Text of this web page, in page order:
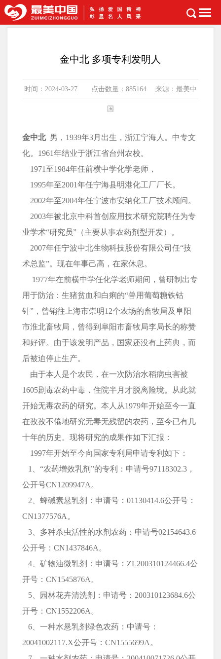
首页 >科教文化
金中北 多项专利发明人
时间：2024-03-27 点击数量：885164 来源：最美中
国
金中北男，1939年3月出生，浙江宁海人。中专文
化。1961年结业于浙江省台州农校。
1971至1984年任前横中学化学老师，
1995年至2001年任宁海县明港化工厂厂长。
2002年至2004年任宁波市安纳化工厂技术顾问。
2003年被北京中科首创应用技术研究院聘任为专
业学术“研究员”（主要从事农药剂型开发）。
2007年任宁波中北生物科技股份有限公司任“技
术总监”。现在年事己高，在家休息。
1977年在前横中学任化学老师期间，曾研制出专
用于防治：生猪贫血和白痢的“兽用葡萄糖铁钴
针”，曾销往上海市崇明12个农场的畜牧局及阜阳
市淮北畜牧局，曾得到阜阳市畜牧局李局长的称赞
和好评。由于该发明产品，国家还没有上药典，而
后被迫停止生产。
由于本人是个农民，在一次防治水稻病虫害被
1605剧毒农药中毒，住院半月才脱离险境。从此就
开始无毒农药的研究。本人从1979年开始至今一直
在孜孜不倦地研究无毒无残留的农药，至今已有几
十年的历史。现将研究的成果作如下汇报：
1997年开始至今向国家专利局申请专利如下：
1、“农药增效乳剂”的专利：申请号97118302.3，
公开号CN1209947A。
2、蜱碱素悬乳剂：申请号：01130414.6公开号：
CN1377576A。
3、多种杀虫活性的水剂农药：申请号02154643.6
公开号：CN1437846A。
4、矿物油微乳剂：申请号：ZL200310124466.4公
开号：CN1545876A。
5、园林花卉清洗剂：申请号：200310123684.6公
开号：CN1552206A。
6、一种水悬乳剂绿色农药：中请号：
20041002117.X公开号：CN1555699A。